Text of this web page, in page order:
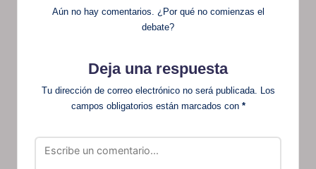
Aún no hay comentarios. ¿Por qué no comienzas el
debate?
Deja una respuesta
Tu dirección de correo electrónico no será publicada.
Los
campos obligatorios están marcados con *